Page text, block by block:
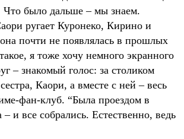
Что было дальше – мы знаем.
ругает Куронеко, Кирино и
почти не появлялась в прошлых
я тоже хочу немного экранного
– знакомый голос: за столиком
Каори, а вместе с ней – весь
фан-клуб. “Была проездом в
и все собрались. Естественно, ведь